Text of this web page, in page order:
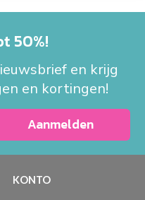
50%!
en krijg
en kortingen!
Aanmelden
KONTO